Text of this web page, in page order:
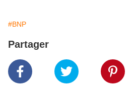
#BNP
Partager